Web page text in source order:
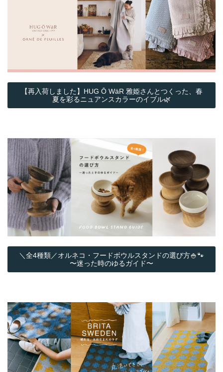
【再入荷しました】HUG Ō WäR 雅姫さんとつくった、春
夏を彩るニュアンスカラーのイブル🌿
＼全4種類／オルネコ・フードボウルスタンドの選び方🍚🐾
〜迷った時のゆるガイド〜